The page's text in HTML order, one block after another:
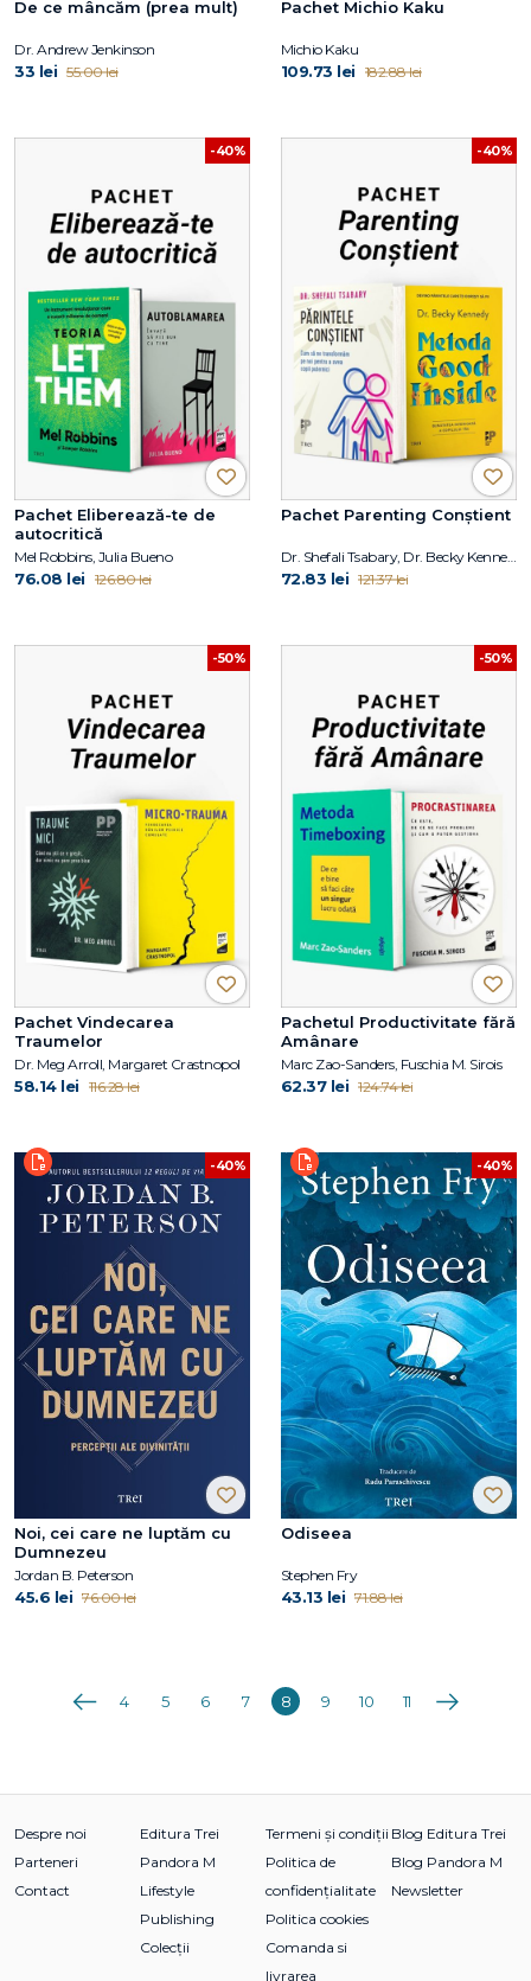
De ce mâncăm (prea mult)
Dr. Andrew Jenkinson
33 lei 55.00 lei
Pachet Michio Kaku
Michio Kaku
109.73 lei 182.88 lei
-40%
Pachet Eliberează-te de
autocritică
Mel Robbins, Julia Bueno
76.08 lei 126.80 lei
-40%
Pachet Parenting Conștient
Dr. Shefali Tsabary, Dr. Becky Kennedy
72.83 lei 121.37 lei
-50%
Pachet Vindecarea
Traumelor
Dr. Meg Arroll, Margaret Crastnopol
58.14 lei 116.28 lei
-50%
Pachetul Productivitate fără
Amânare
Marc Zao-Sanders, Fuschia M. Sirois
62.37 lei 124.74 lei
-40%
Noi, cei care ne luptăm cu
Dumnezeu
Jordan B. Peterson
45.6 lei 76.00 lei
-40%
Odiseea
Stephen Fry
43.13 lei 71.88 lei
Anterioara
4 5 6 7 8 9 10 11 Următoarea
Despre noi
Parteneri
Contact
Editura Trei
Pandora M
Lifestyle
Publishing
Colecții
Termeni și condiții
Politica de
confidențialitate
Politica cookies
Comanda si
livrarea
Blog Editura Trei
Blog Pandora M
Newsletter